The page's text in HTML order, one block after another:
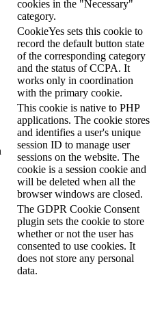
cookies in the "Necessary"
category.
CookieYes sets this cookie to
record the default button state
of the corresponding category
and the status of CCPA. It
works only in coordination
with the primary cookie.
This cookie is native to PHP
applications. The cookie stores
and identifies a user's unique
session ID to manage user
sessions on the website. The
cookie is a session cookie and
will be deleted when all the
browser windows are closed.
The GDPR Cookie Consent
plugin sets the cookie to store
whether or not the user has
consented to use cookies. It
does not store any personal
data.